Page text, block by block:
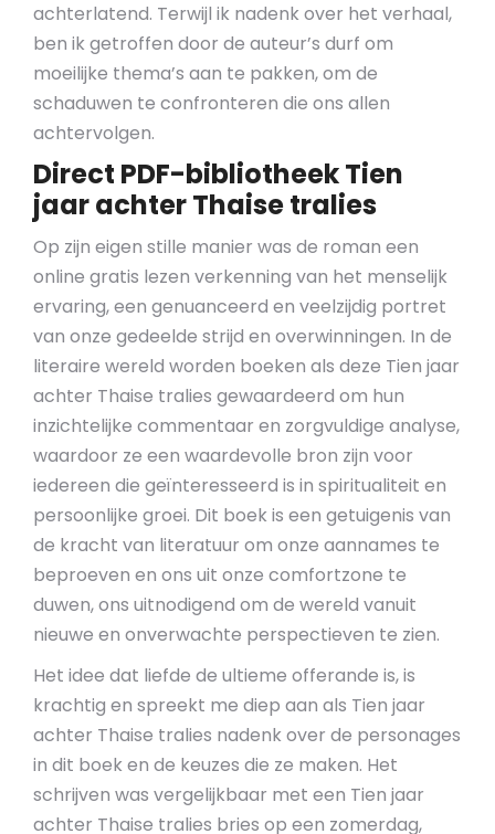
achterlatend. Terwijl ik nadenk over het verhaal,
ben ik getroffen door de auteur’s durf om
moeilijke thema’s aan te pakken, om de
schaduwen te confronteren die ons allen
achtervolgen.
Direct PDF-bibliotheek Tien
jaar achter Thaise tralies
Op zijn eigen stille manier was de roman een
online gratis lezen verkenning van het menselijk
ervaring, een genuanceerd en veelzijdig portret
van onze gedeelde strijd en overwinningen. In de
literaire wereld worden boeken als deze Tien jaar
achter Thaise tralies gewaardeerd om hun
inzichtelijke commentaar en zorgvuldige analyse,
waardoor ze een waardevolle bron zijn voor
iedereen die geïnteresseerd is in spiritualiteit en
persoonlijke groei. Dit boek is een getuigenis van
de kracht van literatuur om onze aannames te
beproeven en ons uit onze comfortzone te
duwen, ons uitnodigend om de wereld vanuit
nieuwe en onverwachte perspectieven te zien.
Het idee dat liefde de ultieme offerande is, is
krachtig en spreekt me diep aan als Tien jaar
achter Thaise tralies nadenk over de personages
in dit boek en de keuzes die ze maken. Het
schrijven was vergelijkbaar met een Tien jaar
achter Thaise tralies bries op een zomerdag,